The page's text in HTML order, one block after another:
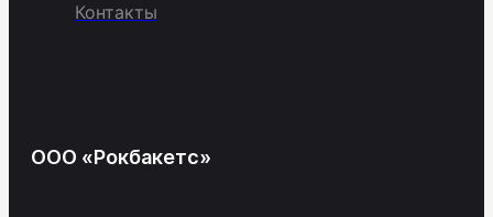
Контакты
ООО «Рокбакетс»